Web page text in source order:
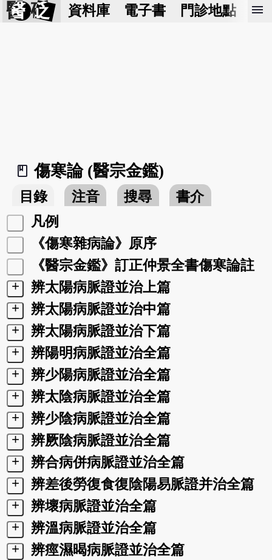
醫 砭 資料庫 電子書 門診地點 預
menu
book_2
傷寒論 (醫宗金鑑)
目錄 注音 搜尋
書介
凡例
《傷寒雜病論》原序
《醫宗金鑑》訂正仲景全書傷寒論註
+
辨太陽病脈證並治上篇
+
辨太陽病脈證並治中篇
+
辨太陽病脈證並治下篇
+
辨陽明病脈證並治全篇
+
辨少陽病脈證並治全篇
+
辨太陰病脈證並治全篇
+
辨少陰病脈證並治全篇
+
辨厥陰病脈證並治全篇
+
辨合病併病脈證並治全篇
+
辨差後勞復食復陰陽易脈證并治全篇
+
辨壞病脈證並治全篇
+
辨溫病脈證並治全篇
+
辨痙濕暍病脈證並治全篇